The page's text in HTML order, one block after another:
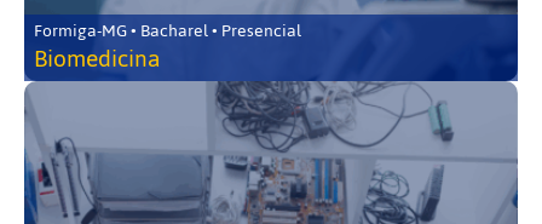
Formiga-MG • Bacharel • Presencial
Biomedicina